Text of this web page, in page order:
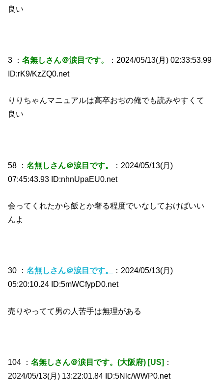
良い
3 ：名無しさん＠涙目です。
：2024/05/13(月) 02:33:53.99
ID:rK9/KzZQ0.net
りりちゃんマニュアルは高卒おぢの俺でも読みやすくて
良い
58 ：名無しさん＠涙目です。
：2024/05/13(月)
07:45:43.93 ID:nhnUpaEU0.net
会ってくれたから飯とか奢る程度でいなしておけばいい
んよ
30 ：名無しさん＠涙目です。
：2024/05/13(月)
05:20:10.24 ID:5mWCfypD0.net
売りやってて男の人苦手は無理がある
104 ：名無しさん＠涙目です。(大阪府) [US] ：
2024/05/13(月) 13:22:01.84 ID:5Nlc/WWP0.net